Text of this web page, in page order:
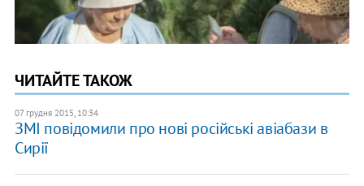
ЧИТАЙТЕ ТАКОЖ
07 грудня 2015, 10:34
ЗМІ повідомили про нові російські авіабази в
Сирії